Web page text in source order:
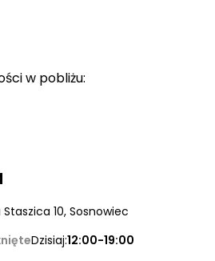
w pobliżu:
10, Sosnowiec
Dzisiaj:12:00-19:00